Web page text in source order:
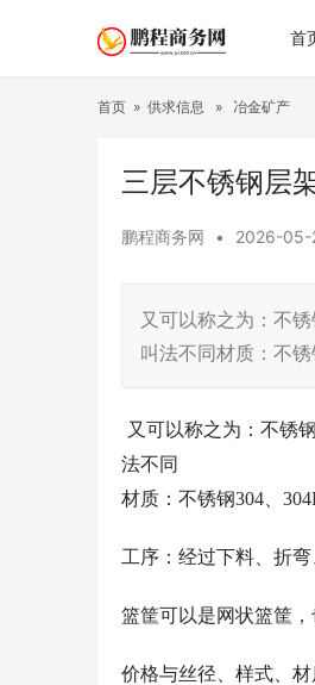
首
首页 » 供求信息 » 冶金矿产
三层不锈钢层
鹏程商务网 • 2026-05-
又可以称之为：不
叫法不同材质：不
又可以称之为：不锈
法不同
材质：不锈钢304
工序：经过下料、折
篮筐可以是网状篮筐
价格与丝径、样式、